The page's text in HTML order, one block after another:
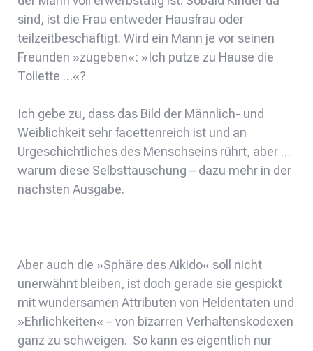
sind, ist die Frau entweder Hausfrau oder
teilzeitbeschäftigt. Wird ein Mann je vor seinen
Freunden »zugeben«: »Ich putze zu Hause die
Toilette …«?
Ich gebe zu, dass das Bild der Männlich- und
Weiblichkeit sehr facettenreich ist und an
Urgeschichtliches des Menschseins rührt, aber …
warum diese Selbsttäuschung – dazu mehr in der
nächsten Ausgabe.
Aber auch die »Sphäre des Aikido« soll nicht
unerwähnt bleiben, ist doch gerade sie gespickt
mit wundersamen Attributen von Heldentaten und
»Ehrlichkeiten« – von bizarren Verhaltenskodexen
ganz zu schweigen. So kann es eigentlich nur